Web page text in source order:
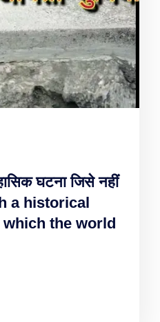
घटना जिसे नहीं
a historical
the world